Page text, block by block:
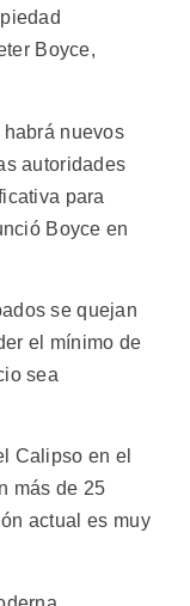
Boyce,
habrá nuevos
autoridades
para
Boyce en
se quejan
el mínimo de
sea
Calipso en el
más de 25
actual es muy